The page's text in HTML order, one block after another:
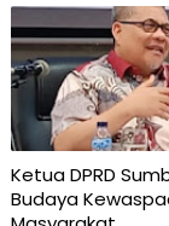
Ketua DPRD
Budaya